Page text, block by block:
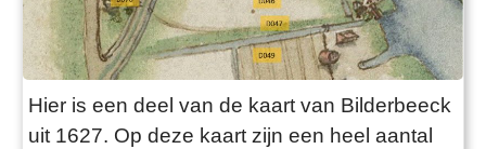
Hier is een deel van de kaart van Bilderbeeck
uit 1627. Op deze kaart zijn een heel aantal